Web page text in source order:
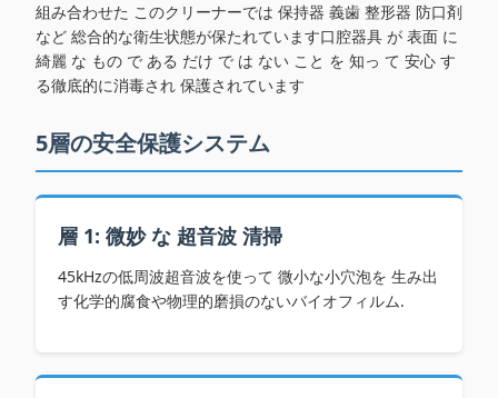
組み合わせた このクリーナーでは 保持器 義歯 整形器 防口剤
など 総合的な衛生状態が保たれています口腔器具 が 表面 に
綺麗 な もの で ある だけ で は ない こと を 知っ て 安心 す
る徹底的に消毒され 保護されています
5層の安全保護システム
層 1: 微妙 な 超音波 清掃
45kHzの低周波超音波を使って 微小な小穴泡を 生み出
す化学的腐食や物理的磨損のないバイオフィルム.